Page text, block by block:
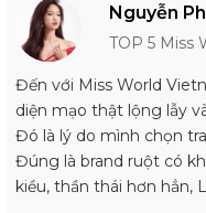
Nguyễn
TOP 5 Miss
Đến với Miss World
diện mạo thật lộng lẫy
Đó là lý do mình chọn
Đúng là brand ruột có
kiều, thần thái hơn hẳn,